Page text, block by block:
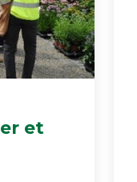
et